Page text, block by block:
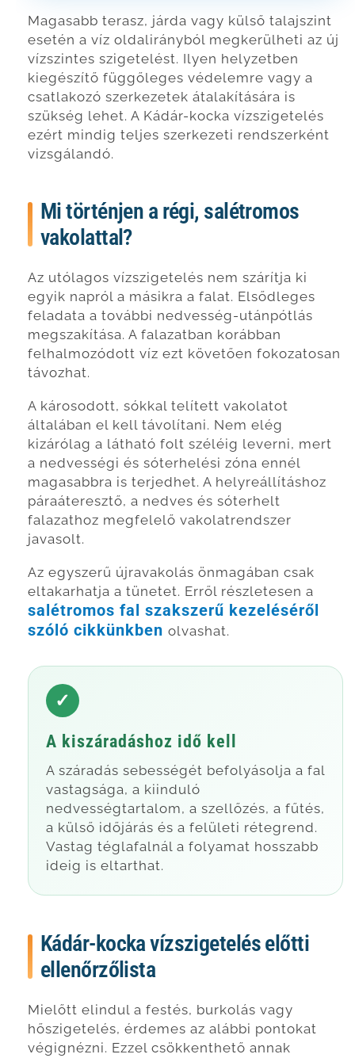
Magasabb terasz, járda vagy külső talajszint
esetén a víz oldalirányból megkerülheti az új
vízszintes szigetelést. Ilyen helyzetben
kiegészítő függőleges védelemre vagy a
csatlakozó szerkezetek átalakítására is
szükség lehet. A Kádár-kocka vízszigetelés
ezért mindig teljes szerkezeti rendszerként
vizsgálandó.
Mi történjen a régi, salétromos
vakolattal?
Az utólagos vízszigetelés nem szárítja ki
egyik napról a másikra a falat. Elsődleges
feladata a további nedvesség-utánpótlás
megszakítása. A falazatban korábban
felhalmozódott víz ezt követően fokozatosan
távozhat.
A károsodott, sókkal telített vakolatot
általában el kell távolítani. Nem elég
kizárólag a látható folt széléig leverni, mert
a nedvességi és sóterhelési zóna ennél
magasabbra is terjedhet. A helyreállításhoz
páraáteresztő, a nedves és sóterhelt
falazathoz megfelelő vakolatrendszer
javasolt.
Az egyszerű újravakolás önmagában csak
eltakarhatja a tünetet. Erről részletesen a
salétromos fal szakszerű kezeléséről
szóló cikkünkben olvashat.
A kiszáradáshoz idő kell
A száradás sebességét befolyásolja a fal
vastagsága, a kiinduló
nedvességtartalom, a szellőzés, a fűtés,
a külső időjárás és a felületi rétegrend.
Vastag téglafalnál a folyamat hosszabb
ideig is eltarthat.
Kádár-kocka vízszigetelés előtti
ellenőrzőlista
Mielőtt elindul a festés, burkolás vagy
hőszigetelés, érdemes az alábbi pontokat
végignézni. Ezzel csökkenthető annak